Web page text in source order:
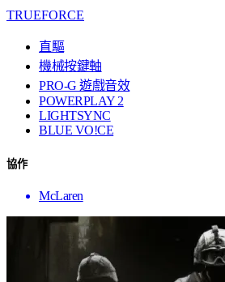
TRUEFORCE
直驅
機械按鍵軸
PRO-G 遊戲音效
POWERPLAY 2
LIGHTSYNC
BLUE VO!CE
協作
McLaren